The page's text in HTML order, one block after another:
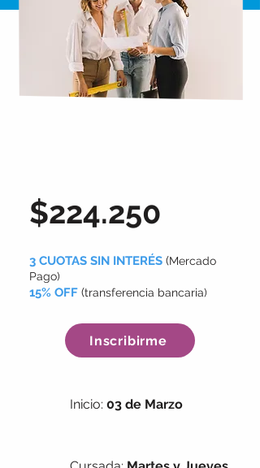
3 CUOTAS SIN INTERÉS (Mercado
Pago)
15% OFF (transferencia bancaria)
Inicio: 03 de Marzo
$224.250
Inscribirme